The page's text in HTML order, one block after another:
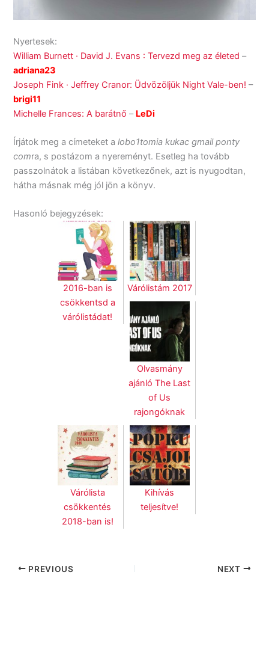
Nyertesek:
William Burnett · David J. Evans : Tervezd ​meg az életed –
adriana23
Joseph Fink · Jeffrey Cranor: Üdvözöljük ​Night Vale-ben! –
brigi11
Michelle Frances: A barátnő – LeDi
Írjátok meg a címeteket alobo1tomia kukac gmail ponty
comra, s postázom a nyereményt. Esetleg ha tovább
passzolnátok a listában következőnek, azt is nyugodtan,
hátha másnak még jól jön a könyv.
Hasonló bejegyzések:
2016-ban is
csökkentsd a
várólistádat!
Várólistám 2017
Olvasmány
ajánló The Last
of Us
rajongóknak
Várólista
csökkentés
2018-ban is!
Kihívás
teljesítve!
PREVIOUS NEXT